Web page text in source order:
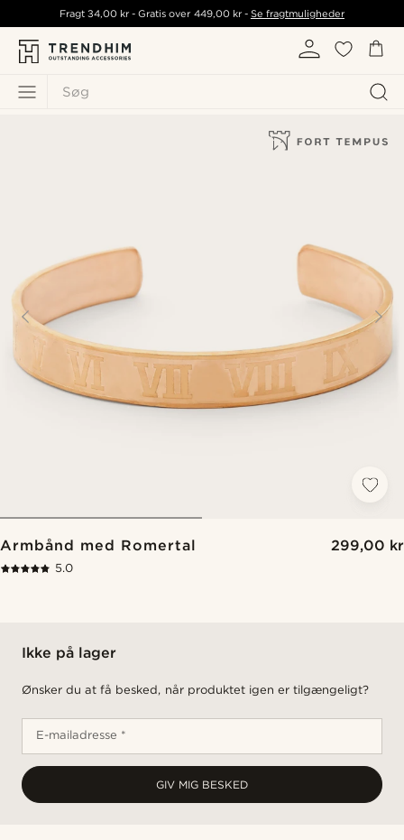
Søg
Fragt34,00 kr - Gratis over 449,00 kr- Se fragtmuligheder
Armbånd med Romertal 299,00 kr
5.0
Ikke på lager
Ønsker du at få besked, når produktet igen er tilgængeligt?
E-mailadresse *
GIV MIG BESKED